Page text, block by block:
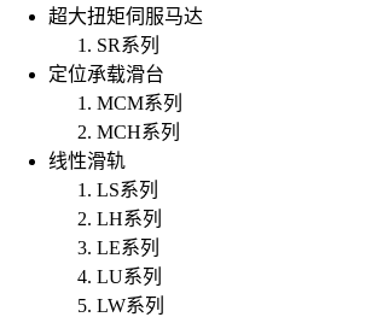
超大扭矩伺服马达
SR系列
定位承载滑台
MCM系列
MCH系列
线性滑轨
LS系列
LH系列
LE系列
LU系列
LW系列